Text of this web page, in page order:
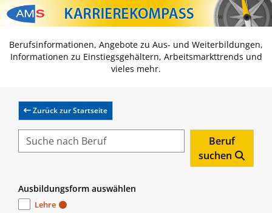
Zum Inhalt springen
Zum Navmenü springen
Zur Suche springen
Zur Footer springen
Berufsinformationen, Angebote zu Aus- und Weiterbildungen,
Informationen zu Einstiegsgehältern, Arbeitsmarkttrends und
vieles mehr.
Zurück zur Startseite
Beruf
suchen
Ausbildungsform auswählen
Lehre